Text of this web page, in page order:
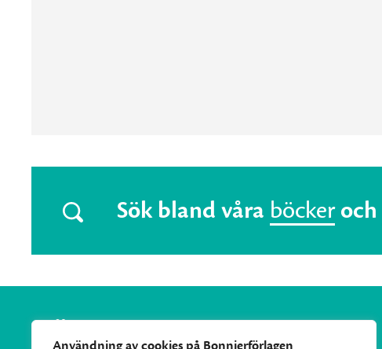
Sök bland våra böcker och